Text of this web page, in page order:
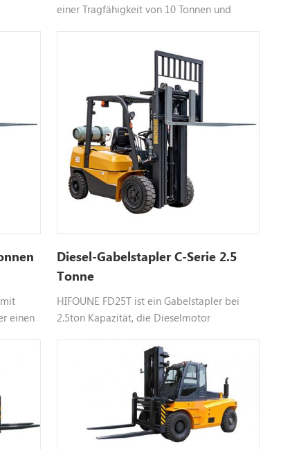
einer Tragfähigkeit von 10 Tonnen und
anpassbare Farbe. Für weitere
Informationen kontaktieren Sie uns bitte.
einen
uns
Diesel-Gabelstapler C-Serie 2.5
Tonne
HIFOUNE FD25T ist ein Gabelstapler bei
2.5ton Kapazität, die Dieselmotor
usw., Farbe anpassbar, bitte kontaktieren Sie
unsFür mehr Informationen.